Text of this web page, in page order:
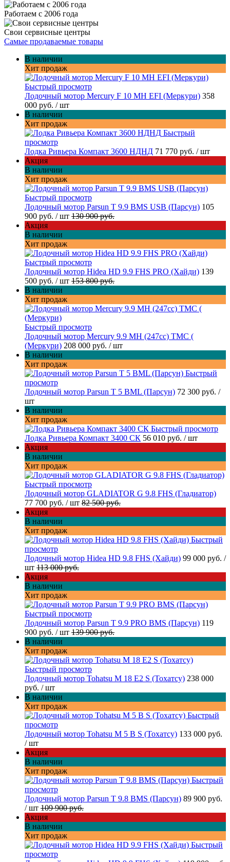
Работаем с 2006 года
Свои сервисные центры
Самые продаваемые товары
В наличии
Хит продаж
Быстрый просмотр
Лодочный мотор Mercury F 10 MH EFI (Меркури) 358
000 руб. / шт
В наличии
Хит продаж
Быстрый
просмотр
Лодка Ривьера Компакт 3600 НДНД 71 770 руб. / шт
Акция
В наличии
Хит продаж
Быстрый просмотр
Лодочный мотор Parsun T 9.9 BMS USB (Парсун) 105
900 руб. / шт 130 900 руб.
Акция
В наличии
Хит продаж
Быстрый просмотр
Лодочный мотор Hidea HD 9.9 FHS PRO (Хайди) 139
500 руб. / шт 153 800 руб.
В наличии
Хит продаж
Быстрый просмотр
Лодочный мотор Mercury 9.9 МН (247cc) TMC (
(Меркури) 208 000 руб. / шт
В наличии
Хит продаж
Быстрый
просмотр
Лодочный мотор Parsun T 5 BML (Парсун) 72 300 руб. /
шт
В наличии
Хит продаж
Быстрый просмотр
Лодка Ривьера Компакт 3400 СК 56 010 руб. / шт
Акция
В наличии
Хит продаж
Быстрый просмотр
Лодочный мотор GLADIATOR G 9.8 FHS (Гладиатор)
77 700 руб. / шт 82 500 руб.
Акция
В наличии
Хит продаж
Быстрый
просмотр
Лодочный мотор Hidea HD 9.8 FHS (Хайди) 99 000 руб. /
шт 113 000 руб.
Акция
В наличии
Хит продаж
Быстрый просмотр
Лодочный мотор Parsun T 9.9 PRO BMS (Парсун) 119
900 руб. / шт 139 900 руб.
В наличии
Хит продаж
Быстрый просмотр
Лодочный мотор Tohatsu M 18 E2 S (Тохатсу) 238 000
руб. / шт
В наличии
Хит продаж
Быстрый
просмотр
Лодочный мотор Tohatsu M 5 B S (Тохатсу) 133 000 руб.
/ шт
Акция
В наличии
Хит продаж
Быстрый
просмотр
Лодочный мотор Parsun T 9.8 BMS (Парсун) 89 900 руб.
/ шт 109 900 руб.
Акция
В наличии
Хит продаж
Быстрый
просмотр